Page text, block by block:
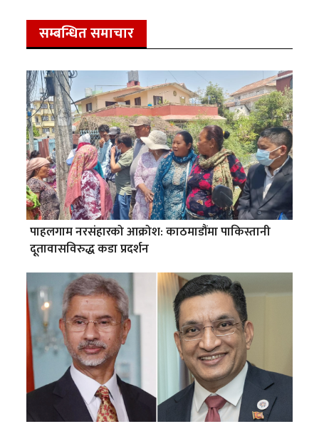
सम्बन्धित समाचार
पाहलगाम नरसंहारको आक्रोश: काठमाडौंमा पाकिस्तानी
दूतावासविरुद्ध कडा प्रदर्शन